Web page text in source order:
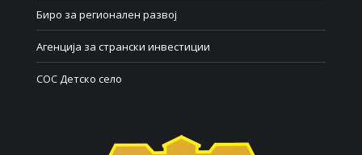
Биро за регионален развој
Агенција за странски инвестиции
СОС Детско село